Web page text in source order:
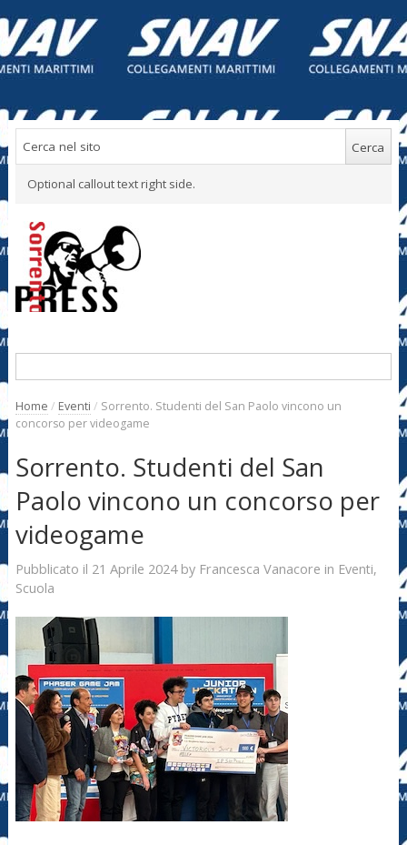
Optional callout text right side.
Home / Eventi / Sorrento. Studenti del San Paolo vincono un
concorso per videogame
Sorrento. Studenti del San
Paolo vincono un concorso per
videogame
Pubblicato il 21 Aprile 2024by Francesca Vanacore in Eventi,
Scuola